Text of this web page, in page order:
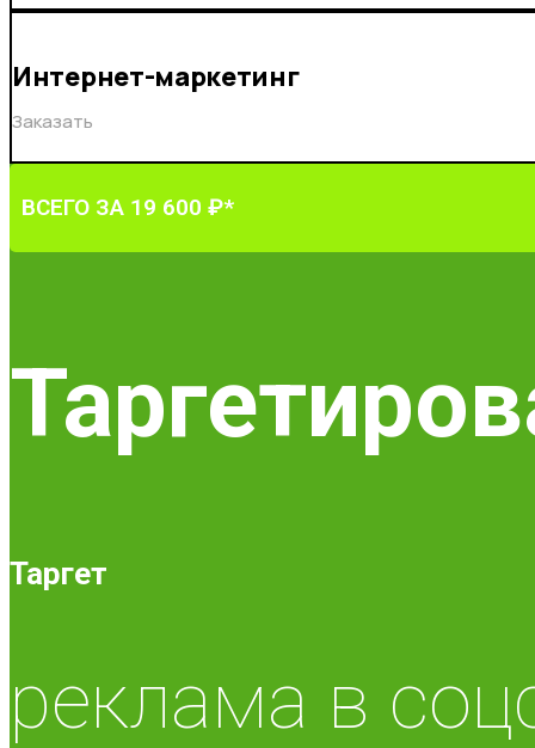
Интернет-маркетинг
Заказать
ВСЕГО ЗА 19 600 ₽*
Таргет
реклама в